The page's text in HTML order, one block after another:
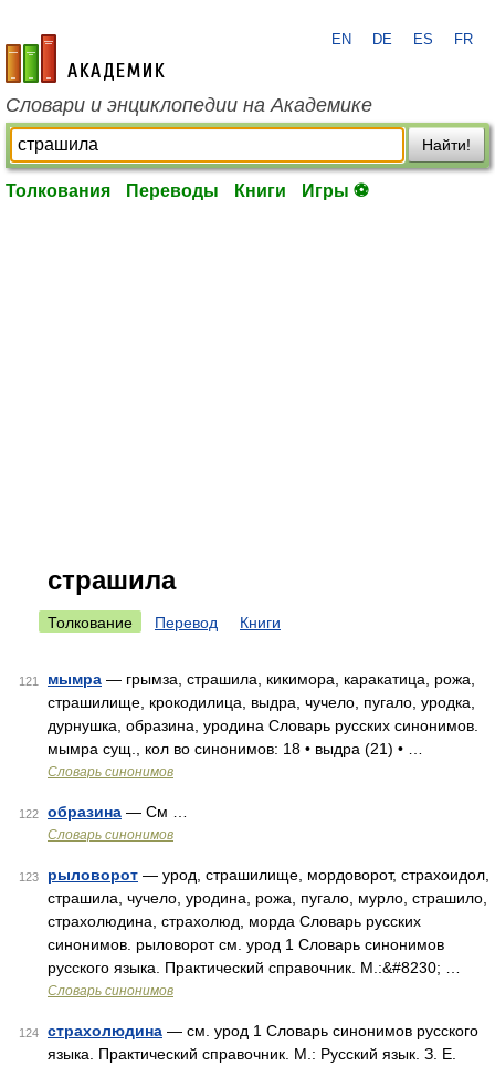
academic.ru
EN DE ES FR
Словари и энциклопедии на Академике
Найти!
Толкования Переводы Книги Игры ⚽
страшила
Толкование Перевод Книги
121 мымра — грымза, страшила, кикимора, каракатица, рожа,
страшилище, крокодилица, выдра, чучело, пугало, уродка,
дурнушка, образина, уродина Словарь русских синонимов.
мымра сущ., кол во синонимов: 18 • выдра (21) • …
Словарь синонимов
122 образина — См …
Словарь синонимов
123 рыловорот — урод, страшилище, мордоворот, страхоидол,
страшила, чучело, уродина, рожа, пугало, мурло, страшило,
страхолюдина, страхолюд, морда Словарь русских
синонимов. рыловорот см. урод 1 Словарь синонимов
русского языка. Практический справочник. М.:&#8230; …
Словарь синонимов
124 страхолюдина — см. урод 1 Словарь синонимов русского
языка. Практический справочник. М.: Русский язык. З. Е.